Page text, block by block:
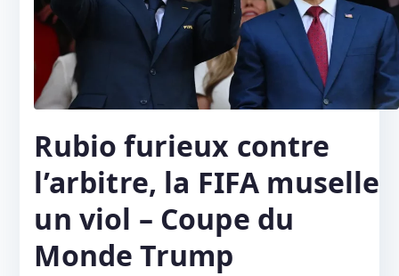
Rubio furieux contre
l’arbitre, la FIFA muselle
un viol – Coupe du
Monde Trump